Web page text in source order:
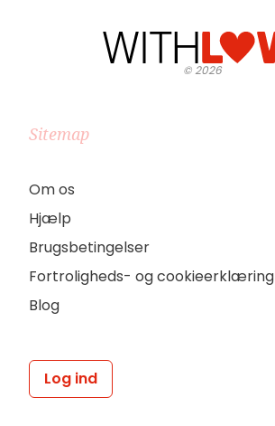
©2026
Sitemap
Om os
Hjælp
Brugsbetingelser
Fortroligheds- og cookieerklæring
Blog
Log ind